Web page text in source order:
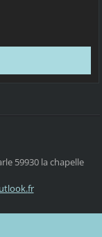
59930 la chapelle
fr